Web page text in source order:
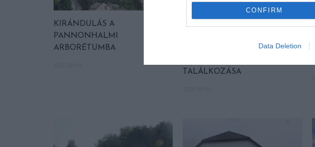
CONFIRM
Data Deletion
KIRÁNDULÁS A
PANNONHALMI
ARBORÉTUMBA
KÖRNYÉKÉN: TERMÉSZET,
TALÁLKOZÁSA